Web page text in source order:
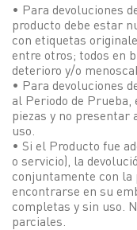
• Para devoluciones
producto debe estar
con etiquetas
entre otros; todos en
deterioro y/o
• Para devoluciones
al Periodo de
piezas y no presentar
uso.
• Si el Producto fue
o servicio), la
conjuntamente con
encontrarse en su
completas y sin uso.
parciales.